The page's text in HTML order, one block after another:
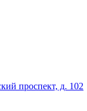
проспект, д. 102